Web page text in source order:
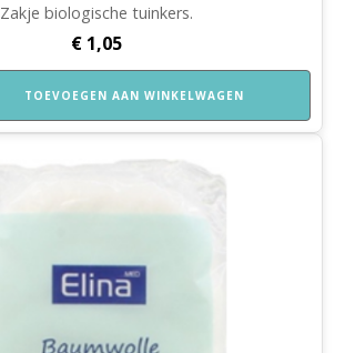
Zakje biologische tuinkers.
€ 1,05
TOEVOEGEN AAN WINKELWAGEN